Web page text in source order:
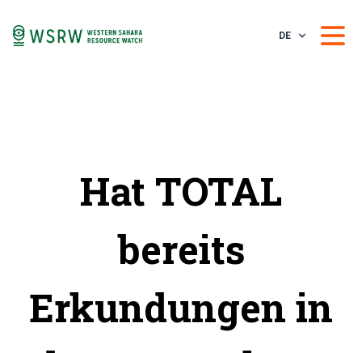
DE
Hat TOTAL
bereits
Erkundungen in